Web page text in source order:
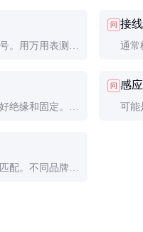
。用万用表测量
问 接
通常
确认
绝缘和固定。建
问 感
可能
配。不同品牌间